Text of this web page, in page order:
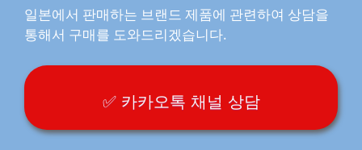
일본에서 판매하는 브랜드 제품에 관련하여 상담을
통해서 구매를 도와드리겠습니다.
✅ 카카오톡 채널 상담